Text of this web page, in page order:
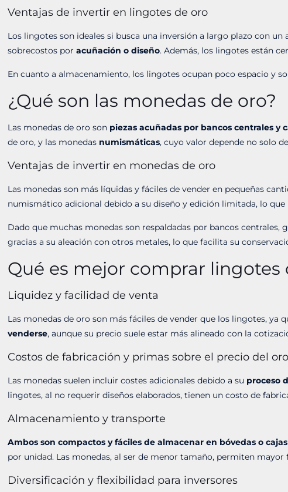
Ventajas de invertir en lingotes de oro
Los lingotes son ideales si busca una inversión a largo plazo con
sobrecostos poracuñación o diseño. Además, los lingotes están
En cuanto a almacenamiento, los lingotes ocupan poco espacio y
¿Qué son las monedas de oro?
Las monedas de oro son piezas acuñadas por bancos centrales y
de oro, y las monedas numismáticas, cuyo valor depende no solo
Ventajas de invertir en monedas de oro
Las monedas son más líquidas y fáciles de vender en pequeñas
numismático adicional debido a su diseño y edición limitada, lo que
Dado que muchas monedas son respaldadas por bancos
gracias a su aleación con otros metales, lo que facilita su
Qué es mejor comprar lingotes
Liquidez y facilidad de venta
Las monedas de oro son más fáciles de vender que los lingotes, ya
venderse, aunque su precio suele estar más alineado con la
Costos de fabricación y primas sobre el precio del oro
Las monedas suelen incluir costes adicionales debido a su proceso
lingotes, al no requerir diseños elaborados, tienen un costo de
Almacenamiento y transporte
Ambos son compactos y fáciles de almacenar en bóvedas o
por unidad. Las monedas, al ser de menor tamaño, permiten
Diversificación y flexibilidad para inversores